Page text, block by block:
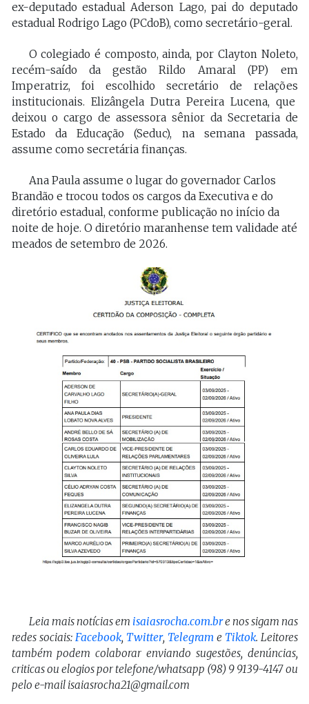
ex-deputado estadual Aderson Lago, pai do deputado
estadual Rodrigo Lago (PCdoB), como secretário-geral.
O colegiado é composto, ainda, por Clayton Noleto,
recém-saído da gestão Rildo Amaral (PP) em
Imperatriz, foi escolhido secretário de relações
institucionais. Elizângela Dutra Pereira Lucena, que
deixou o cargo de assessora sênior da Secretaria de
Estado da Educação (Seduc), na semana passada,
assume como secretária finanças.
Ana Paula assume o lugar do governador Carlos
Brandão e trocou todos os cargos da Executiva e do
diretório estadual, conforme publicação no início da
noite de hoje. O diretório maranhense tem validade até
meados de setembro de 2026.
Leia mais notícias em isaiasrocha.com.bre nos sigam nas
redes sociais: Facebook, Twitter, Telegram e Tiktok. Leitores
também podem colaborar enviando sugestões, denúncias,
criticas ou elogios por telefone/whatsapp (98) 9 9139-4147 ou
pelo e-mail isaiasrocha21@gmail.com